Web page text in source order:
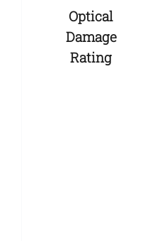
Optical
Damage
Rating